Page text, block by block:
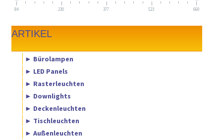
84 230 377 523 669
ARTIKEL
► Bürolampen
► LED Panels
► Rasterleuchten
► Downlights
► Deckenleuchten
► Tischleuchten
► Außenleuchten